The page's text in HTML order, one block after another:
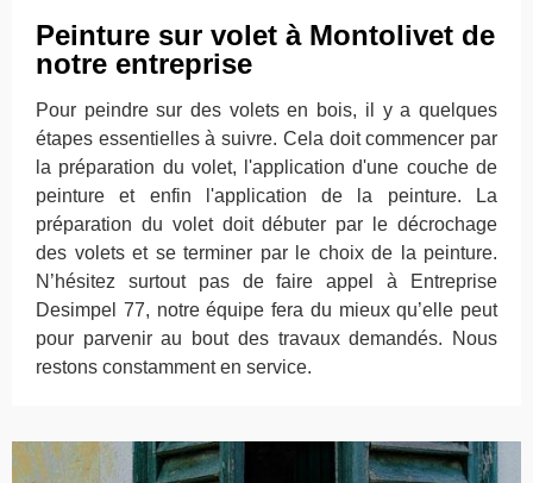
Peinture sur volet à Montolivet de
notre entreprise
Pour peindre sur des volets en bois, il y a quelques
étapes essentielles à suivre. Cela doit commencer par
la préparation du volet, l'application d'une couche de
peinture et enfin l'application de la peinture. La
préparation du volet doit débuter par le décrochage
des volets et se terminer par le choix de la peinture.
N’hésitez surtout pas de faire appel à Entreprise
Desimpel 77, notre équipe fera du mieux qu’elle peut
pour parvenir au bout des travaux demandés. Nous
restons constamment en service.